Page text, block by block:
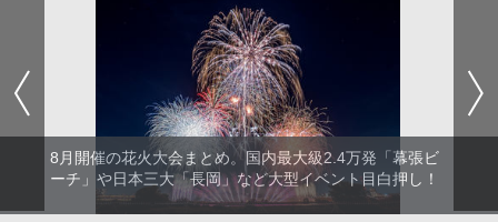
8月開催の花火大会まとめ。国内最大級2.4万発「幕張ビ
ーチ」や日本三大「長岡」など大型イベント目白押し！